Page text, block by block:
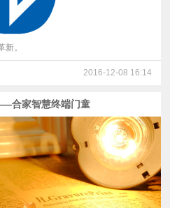
。
2016-12-08 16:14
合家智慧终端门童